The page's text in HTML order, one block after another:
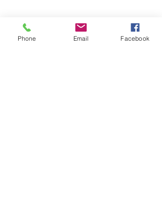
Phone Email Facebook